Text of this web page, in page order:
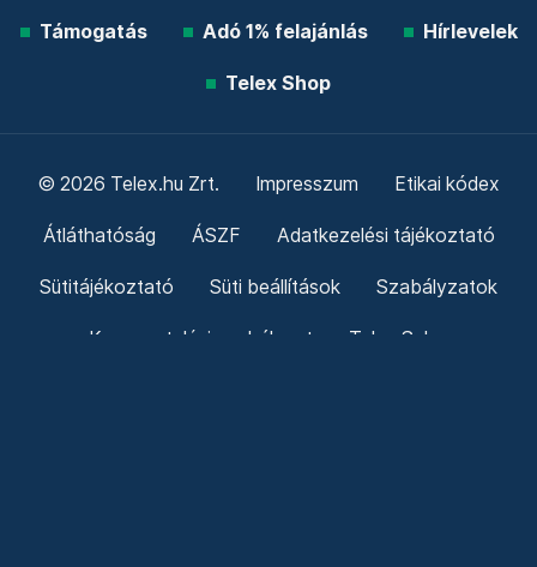
Támogatás Adó 1% felajánlás Hírlevelek
Telex Shop
© 2026 Telex.hu Zrt. Impresszum Etikai kódex
Átláthatóság ÁSZF Adatkezelési tájékoztató
Sütitájékoztató Süti beállítások Szabályzatok
Kommentelési szabályzat Telex Sales